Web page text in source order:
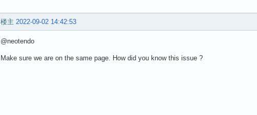
楼主 2022-09-02 14:42:53
@neotendo
Make sure we are on the same page. How did you know this issue ?